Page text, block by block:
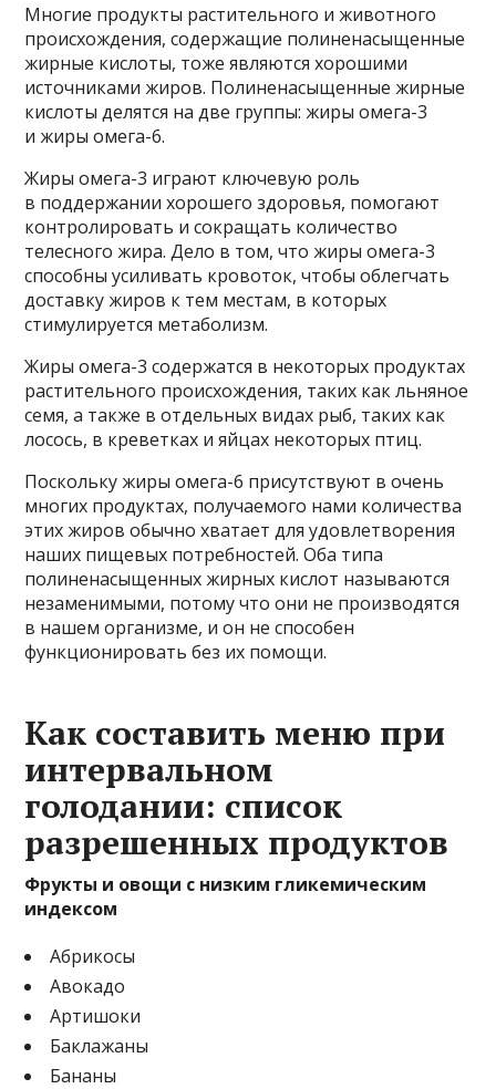
Многие продукты растительного и животного
происхождения, содержащие полиненасыщенные
жирные кислоты, тоже являются хорошими
источниками жиров. Полиненасыщенные жирные
кислоты делятся на две группы: жиры омега-3
и жиры омега-6.
Жиры омега-3 играют ключевую роль
в поддержании хорошего здоровья, помогают
контролировать и сокращать количество
телесного жира. Дело в том, что жиры омега-3
способны усиливать кровоток, чтобы облегчать
доставку жиров к тем местам, в которых
стимулируется метаболизм.
Жиры омега-3 содержатся в некоторых продуктах
растительного происхождения, таких как льняное
семя, а также в отдельных видах рыб, таких как
лосось, в креветках и яйцах некоторых птиц.
Поскольку жиры омега-6 присутствуют в очень
многих продуктах, получаемого нами количества
этих жиров обычно хватает для удовлетворения
наших пищевых потребностей. Оба типа
полиненасыщенных жирных кислот называются
незаменимыми, потому что они не производятся
в нашем организме, и он не способен
функционировать без их помощи.
Как составить меню при
интервальном
голодании: список
разрешенных продуктов
Фрукты и овощи с низким гликемическим
индексом
Абрикосы
Авокадо
Артишоки
Баклажаны
Бананы